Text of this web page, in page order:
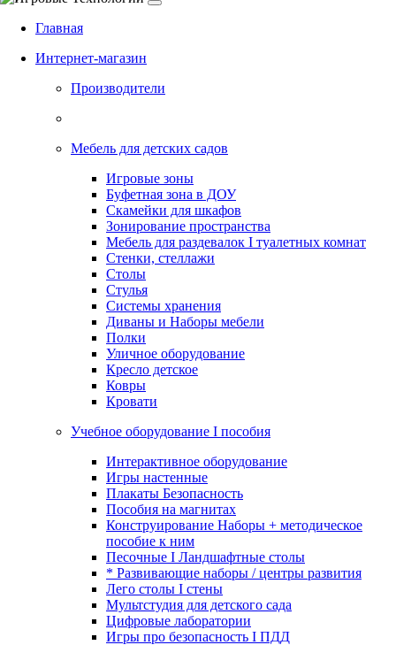
Главная
Интернет-магазин
Производители
Мебель для детских садов
Игровые зоны
Буфетная зона в ДОУ
Скамейки для шкафов
Зонирование пространства
Мебель для раздевалок I туалетных комнат
Стенки, стеллажи
Столы
Стулья
Системы хранения
Диваны и Наборы мебели
Полки
Уличное оборудование
Кресло детское
Ковры
Кровати
Учебное оборудование I пособия
Интерактивное оборудование
Игры настенные
Плакаты Безопасность
Пособия на магнитах
Конструирование Наборы + методическое
пособие к ним
Песочные I Ландшафтные столы
* Развивающие наборы / центры развития
Лего столы I стены
Мультстудия для детского сада
Цифровые лаборатории
Игры про безопасность I ПДД